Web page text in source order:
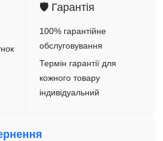
🛡️ Гарантія
100% гарантійне
обслуговування
Термін гарантії для
кожного товару
індивідуальний